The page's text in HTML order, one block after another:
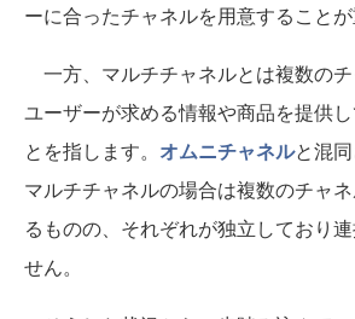
ーに合ったチャネルを用意することが
一方、マルチチャネルとは複数のチ
ユーザーが求める情報や商品を提供
とを指します。 オムニチャネルと混同
マルチチャネルの場合は複数のチャ
るものの、それぞれが独立しており
せん。